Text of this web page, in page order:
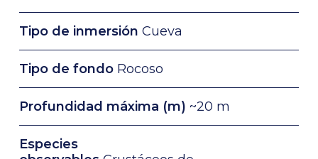
Tipo de inmersión Cueva
Tipo de fondoRocoso
Profundidad máxima (m) ~20 m
Especies